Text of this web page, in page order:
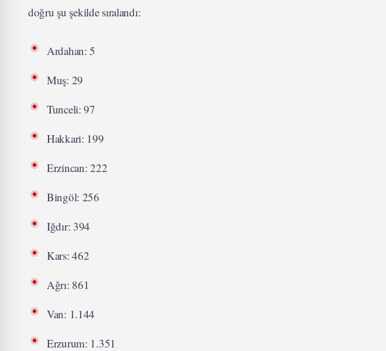
doğru şu şekilde sıralandı:
Ardahan: 5
Muş: 29
Tunceli: 97
Hakkari: 199
Erzincan: 222
Bingöl: 256
Iğdır: 394
Kars: 462
Ağrı: 861
Van: 1.144
Erzurum: 1.351